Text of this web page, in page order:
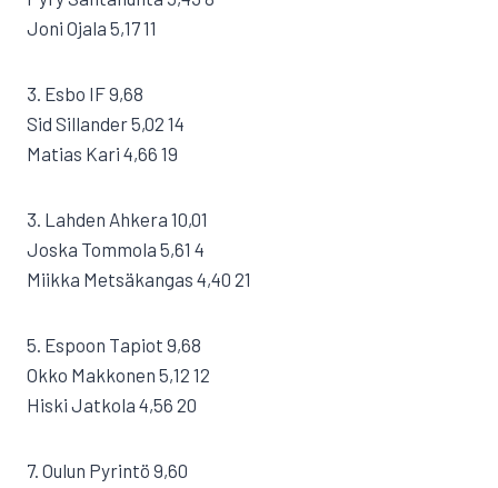
Joni Ojala 5,17 11
3. Esbo IF 9,68
Sid Sillander 5,02 14
Matias Kari 4,66 19
3. Lahden Ahkera 10,01
Joska Tommola 5,61 4
Miikka Metsäkangas 4,40 21
5. Espoon Tapiot 9,68
Okko Makkonen 5,12 12
Hiski Jatkola 4,56 20
7. Oulun Pyrintö 9,60